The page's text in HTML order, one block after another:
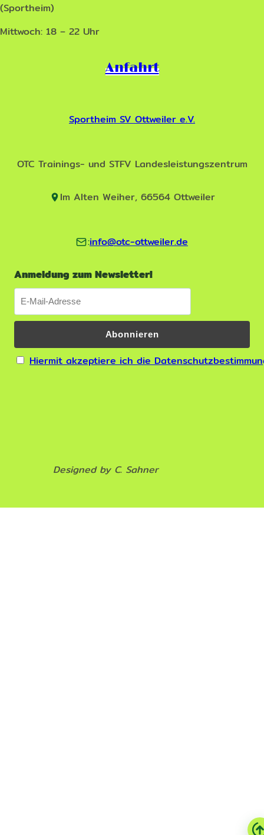
(Sportheim)
Mittwoch: 18 – 22 Uhr
Anfahrt
Sportheim SV Ottweiler e.V.
OTC Trainings- und STFV Landesleistungszentrum
Im Alten Weiher, 66564 Ottweiler
:info@otc-ottweiler.de
Anmeldung zum Newsletter!
Hiermit akzeptiere ich die
Designed by C. Sahner